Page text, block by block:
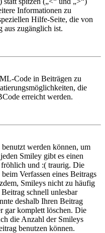
Informationen zu
Hilfe-Seite, die von
aus zugänglich ist.
Code in Beiträgen zu
die
erreicht werden.
werden können, um
Smiley gibt es einen
und :( traurig. Die
Verfassen eines Beitrags
Smileys nicht zu häufig
schnell unlesbar
deshalb Ihren Beitrag
gar komplett löschen. Die
die Anzahl der Smileys
benutzen können.